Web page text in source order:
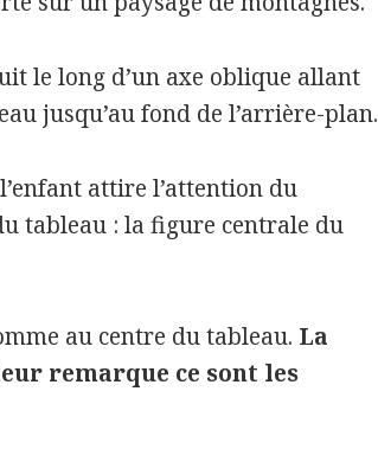
le long d’un axe oblique allant
jusqu’au fond de l’arrière-plan.
attire l’attention du
tableau : la figure centrale du
au centre du tableau. La
remarque ce sont les